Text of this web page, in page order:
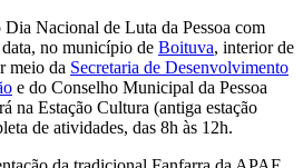
Nacional de Luta da Pessoa com
no município de Boituva, interior de
meio da Secretaria de Desenvolvimento
e do Conselho Municipal da Pessoa
na Estação Cultura (antiga estação
de atividades, das 8h às 12h.